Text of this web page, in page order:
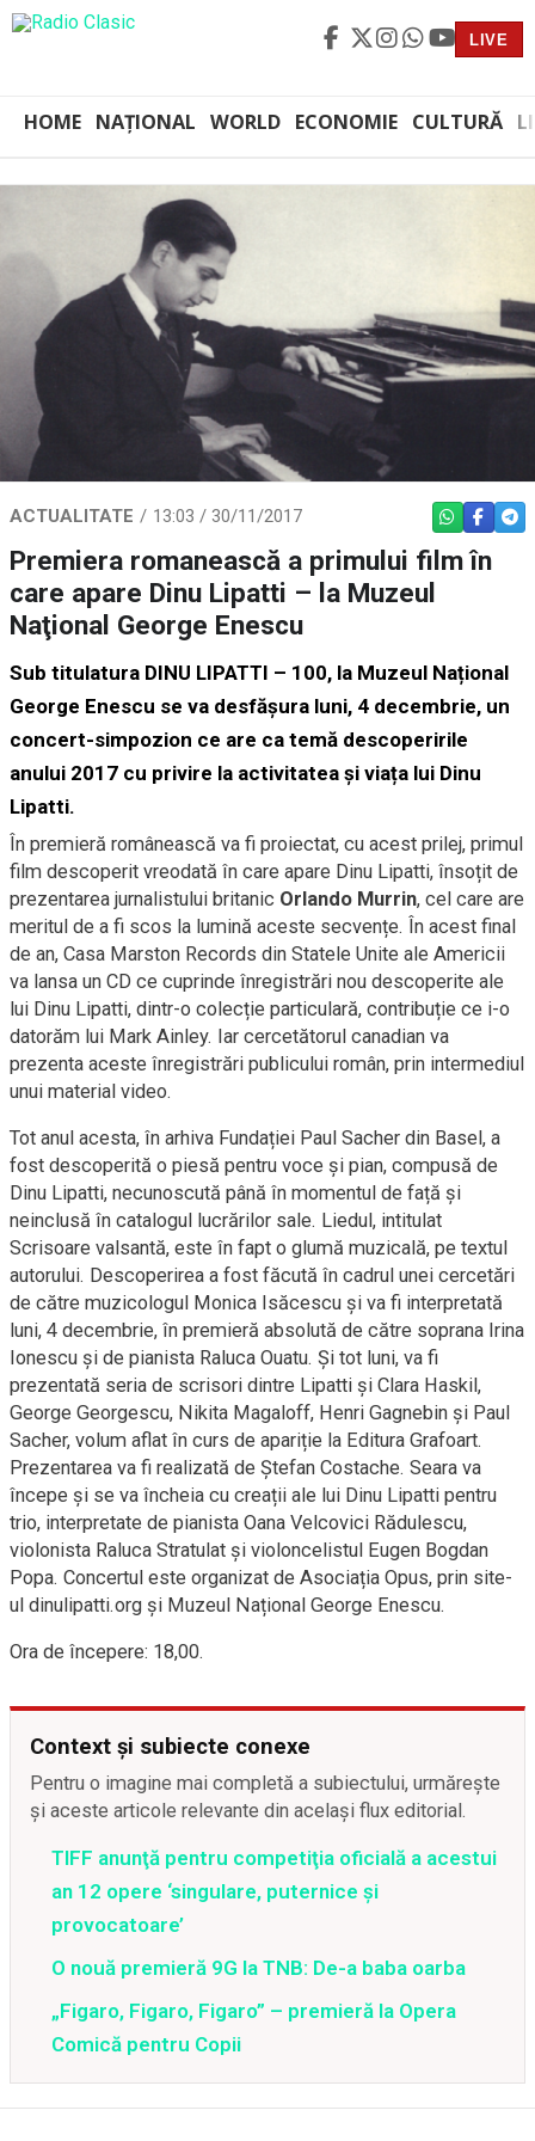
LIVE
HOME NAȚIONAL WORLD ECONOMIE CULTURĂ
ACTUALITATE 13:03 / 30/11/2017 WHATSAPP
Premiera romanească a primului film în
care apare Dinu Lipatti – la Muzeul
Naţional George Enescu
Sub titulatura DINU LIPATTI – 100, la Muzeul Național
George Enescu se va desfășura luni, 4 decembrie, un
concert-simpozion ce are ca temă descoperirile
anului 2017 cu privire la activitatea și viața lui Dinu
Lipatti.
În premieră românească va fi proiectat, cu acest prilej, primul
film descoperit vreodată în care apare Dinu Lipatti, însoțit de
prezentarea jurnalistului britanic Orlando Murrin, cel care are
meritul de a fi scos la lumină aceste secvențe. În acest final
de an, Casa Marston Records din Statele Unite ale Americii
va lansa un CD ce cuprinde înregistrări nou descoperite ale
lui Dinu Lipatti, dintr-o colecție particulară, contribuție ce i-o
datorăm lui Mark Ainley. Iar cercetătorul canadian va
prezenta aceste înregistrări publicului român, prin intermediul
unui material video.
Tot anul acesta, în arhiva Fundației Paul Sacher din Basel, a
fost descoperită o piesă pentru voce și pian, compusă de
Dinu Lipatti, necunoscută până în momentul de față și
neinclusă în catalogul lucrărilor sale. Liedul, intitulat
Scrisoare valsantă, este în fapt o glumă muzicală, pe textul
autorului. Descoperirea a fost făcută în cadrul unei cercetări
de către muzicologul Monica Isăcescu și va fi interpretată
luni, 4 decembrie, în premieră absolută de către soprana Irina
Ionescu și de pianista Raluca Ouatu. Și tot luni, va fi
prezentată seria de scrisori dintre Lipatti și Clara Haskil,
George Georgescu, Nikita Magaloff, Henri Gagnebin și Paul
Sacher, volum aflat în curs de apariție la Editura Grafoart.
Prezentarea va fi realizată de Ștefan Costache. Seara va
începe și se va încheia cu creații ale lui Dinu Lipatti pentru
trio, interpretate de pianista Oana Velcovici Rădulescu,
violonista Raluca Stratulat și violoncelistul Eugen Bogdan
Popa. Concertul este organizat de Asociația Opus, prin site-
ul dinulipatti.org și Muzeul Național George Enescu.
Ora de începere: 18,00.
Context și subiecte conexe
Pentru o imagine mai completă a subiectului, urmărește
și aceste articole relevante din același flux editorial.
TIFF anunţă pentru competiţia oficială a acestui
an 12 opere ‘singulare, puternice şi
provocatoare’
O nouă premieră 9G la TNB: De-a baba oarba
„Figaro, Figaro, Figaro” – premieră la Opera
Comică pentru Copii